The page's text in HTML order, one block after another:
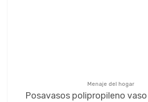
Menaje del hogar
Posavasos polipropileno